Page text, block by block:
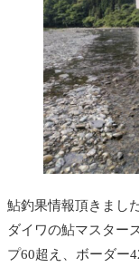
鮎釣果情報頂きまし
ダイワの鮎マスター
プ60超え、ボーダー